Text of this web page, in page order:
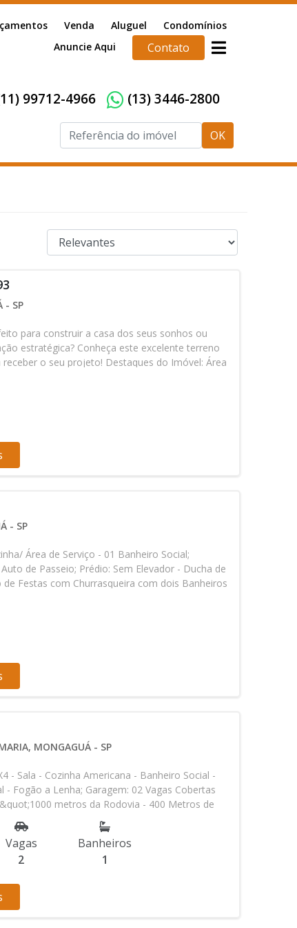
Venda Aluguel
Condomínios
Anuncie Aqui
Contato
99712-4966 (13) 3446-2800
OK
- SP
para construir a casa dos seus sonhos ou
estratégica? Conheça este excelente terreno
o seu projeto! Destaques do Imóvel: Área
Completa: Rua calçada, rede de água,
Segurança: Terreno todo murado. Localização:
tranquila e em constante valorização em
custo-benefício em um dos bairros que mais
em contato agora mesmo e agende uma visita!
- SP
Área de Serviço - 01 Banheiro Social;
de Passeio; Prédio: Sem Elevador - Ducha de
de Festas com Churrasqueira com dois Banheiros
valores e a disponibilidade dos imóveis são
e incorporadores, podendo sofrer alterações
nos o direito de corrigir eventuais erros de
MONGAGUÁ - SP
- Sala - Cozinha Americana - Banheiro Social -
- Fogão a Lenha; Garagem: 02 Vagas Cobertas
metros da Rodovia - 400 Metros de
Nota: Os valores e a disponibilidade dos
proprietários e incorporadores, podendo
prévio. Reservamo-nos o direito de corrigir
- Atualizado em: 09/03/2026 - 18:33
Vagas
2
Banheiros
1